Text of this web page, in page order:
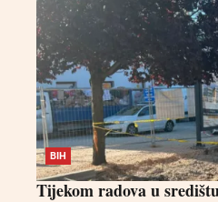
BIH
Tijekom radova u